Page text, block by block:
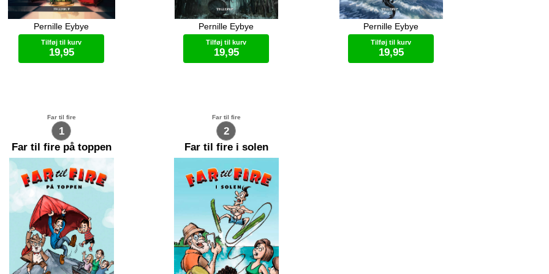
og Tanni er stadig på dronning
slot. De leder efter Sirras
som er ved at klække. Snart
de dog på flugt fra dronning Inis’
Vil det lykkes dem at slippe
Pernille Eybye
Tilføj til kurv
19,95
Milar og Tanni er på flugt fra Inis’
soldater. De har taget drageæggene,
og Inis vil have dem tilbage. Flugten
fører dem under slottet, men det er
en vej fyldt med farer. Inis’ magiske
Pernille Eybye
Tilføj til kurv
19,95
Rebellernes fremtid ser dyster ud. De
er ikke nok til at gå i krig mod Inis, og
de må klare sig uden Sirra. Men Milar
har en plan. Han vil bede dragerne
om hjælp. Det er en farlig plan, for
Pernille Eybye
Tilføj til kurv
19,95
1
Far til fire
Far til fire på toppen
2
Far til fire
Far til fire i solen